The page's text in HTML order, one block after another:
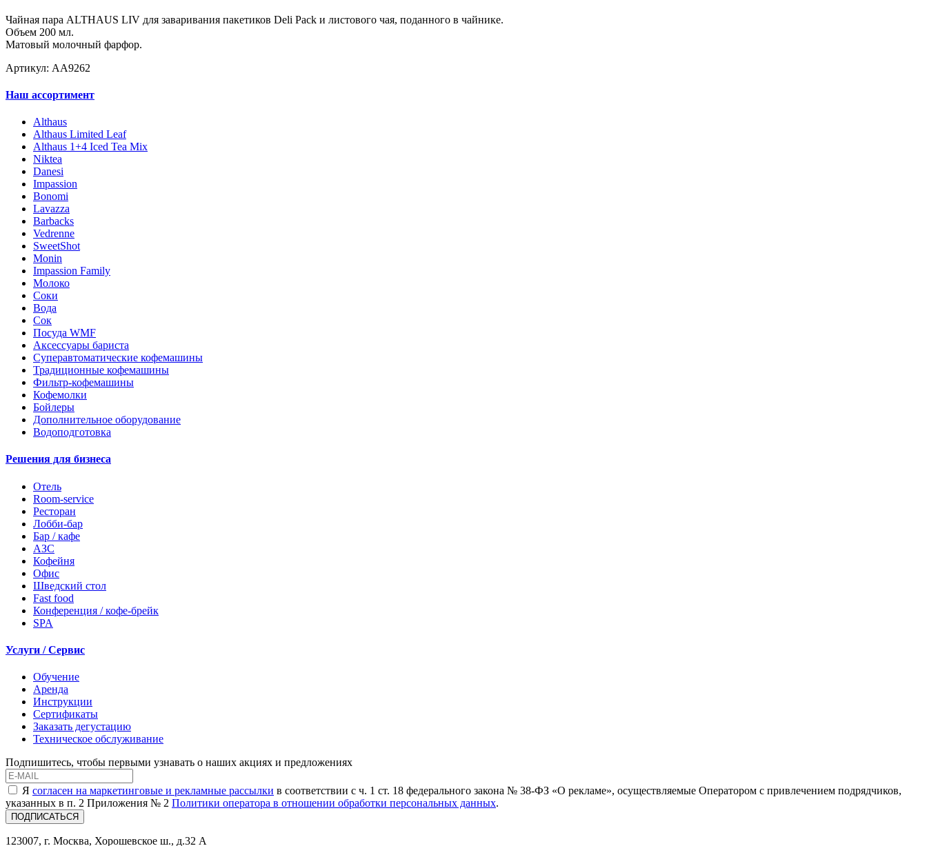
Чайная пара ALTHAUS LIV для заваривания пакетиков Deli Pack и листового чая, поданного в чайнике.
Объем 200 мл.
Матовый молочный фарфор.
Артикул: АА9262
Наш ассортимент
Althaus
Althaus Limited Leaf
Althaus 1+4 Iced Tea Mix
Niktea
Danesi
Impassion
Bonomi
Lavazza
Barbacks
Vedrenne
SweetShot
Monin
Impassion Family
Молоко
Соки
Вода
Сок
Посуда WMF
Аксессуары бариста
Суперавтоматические кофемашины
Традиционные кофемашины
Фильтр-кофемашины
Кофемолки
Бойлеры
Дополнительное оборудование
Водоподготовка
Решения для бизнеса
Отель
Room-service
Ресторан
Лобби-бар
Бар / кафе
АЗС
Кофейня
Офис
Шведский стол
Fast food
Конференция / кофе-брейк
SPA
Услуги / Сервис
Обучение
Аренда
Инструкции
Сертификаты
Заказать дегустацию
Техническое обслуживание
Подпишитесь, чтобы первыми узнавать о наших акциях и предложениях
Я согласен на маркетинговые и рекламные рассылки в соответствии с ч. 1 ст. 18 федерального закона № 38-ФЗ «О рекламе», осуществляемые Оператором с привлечением подрядчиков,
указанных в п. 2 Приложения № 2 Политики оператора в отношении обработки персональных данных.
ПОДПИСАТЬСЯ
123007, г. Москва, Хорошевское ш., д.32 А